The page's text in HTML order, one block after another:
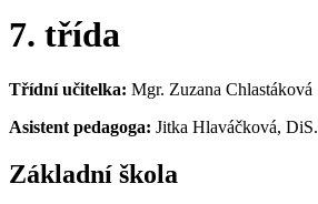
7. třída
Třídní učitelka: Mgr. Zuzana Chlastáková
Asistent pedagoga: Jitka Hlaváčková, DiS.
Základní škola